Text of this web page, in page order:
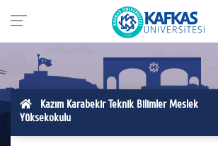
Kazım Karabekir Teknik Bilimler Meslek
Yüksekokulu